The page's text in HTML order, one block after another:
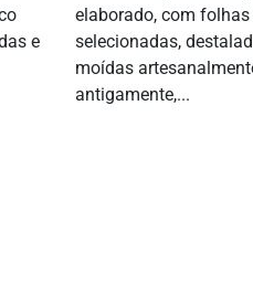
e
elaborado, com
selecionadas,
moídas
antigamente,...